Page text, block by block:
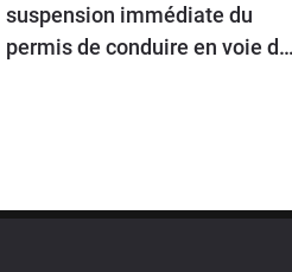
suspension immédiate du
permis de conduire en voie de